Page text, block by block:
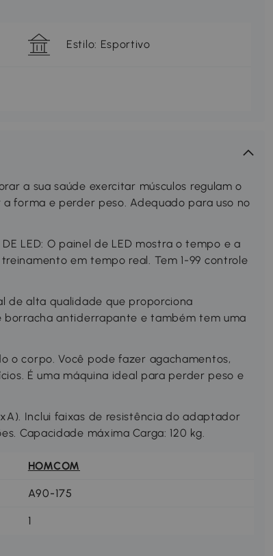
Estilo: Esportivo
a sua saúde exercitar músculos regulam o
forma e perder peso. Adequado para uso no
DE LED: O painel de LED mostra o tempo e a
em tempo real. Tem 1-99 controle
de alta qualidade que proporciona
antiderrapante e também tem uma
o corpo. Você pode fazer agachamentos,
É uma máquina ideal para perder peso e
Inclui faixas de resistência do adaptador
Capacidade máxima Carga: 120 kg.
HOMCOM
A90-175
1